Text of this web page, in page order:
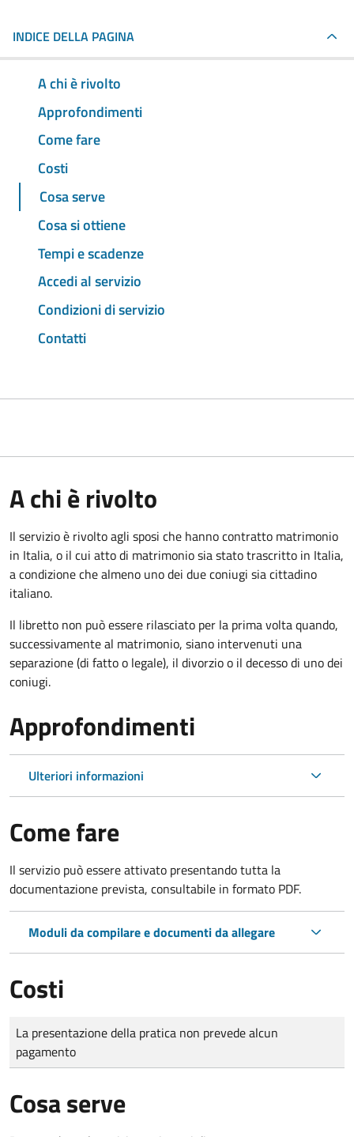
INDICE DELLA PAGINA
A chi è rivolto
Approfondimenti
Come fare
Costi
Cosa serve
Cosa si ottiene
Tempi e scadenze
Accedi al servizio
Condizioni di servizio
Contatti
A chi è rivolto
Il servizio è rivolto agli sposi che hanno contratto matrimonio
in Italia, o il cui atto di matrimonio sia stato trascritto in Italia,
a condizione che almeno uno dei due coniugi sia cittadino
italiano.
Il libretto non può essere rilasciato per la prima volta quando,
successivamente al matrimonio, siano intervenuti una
separazione (di fatto o legale), il divorzio o il decesso di uno dei
coniugi.
Approfondimenti
Ulteriori informazioni
Come fare
Il servizio può essere attivato presentando tutta la
documentazione prevista, consultabile in formato PDF.
Moduli da compilare e documenti da allegare
Costi
Tipo di pagamento
Importo
La presentazione della pratica non prevede alcun
pagamento
Cosa serve